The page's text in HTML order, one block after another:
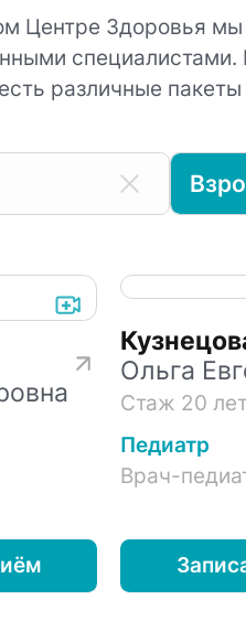
Центре Здоровья
различные
Ольга
Стаж 20
Педиатр
Врач-